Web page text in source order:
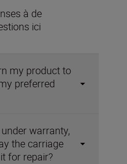
à de
ici
my product to
preferred
warranty,
the carriage
for repair?